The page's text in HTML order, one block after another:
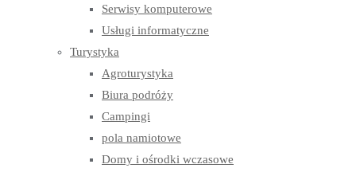
Serwisy komputerowe
Usługi informatyczne
Turystyka
Agroturystyka
Biura podróży
Campingi
pola namiotowe
Domy i ośrodki wczasowe